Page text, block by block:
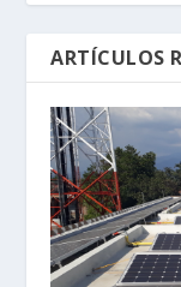
ARTÍCULOS